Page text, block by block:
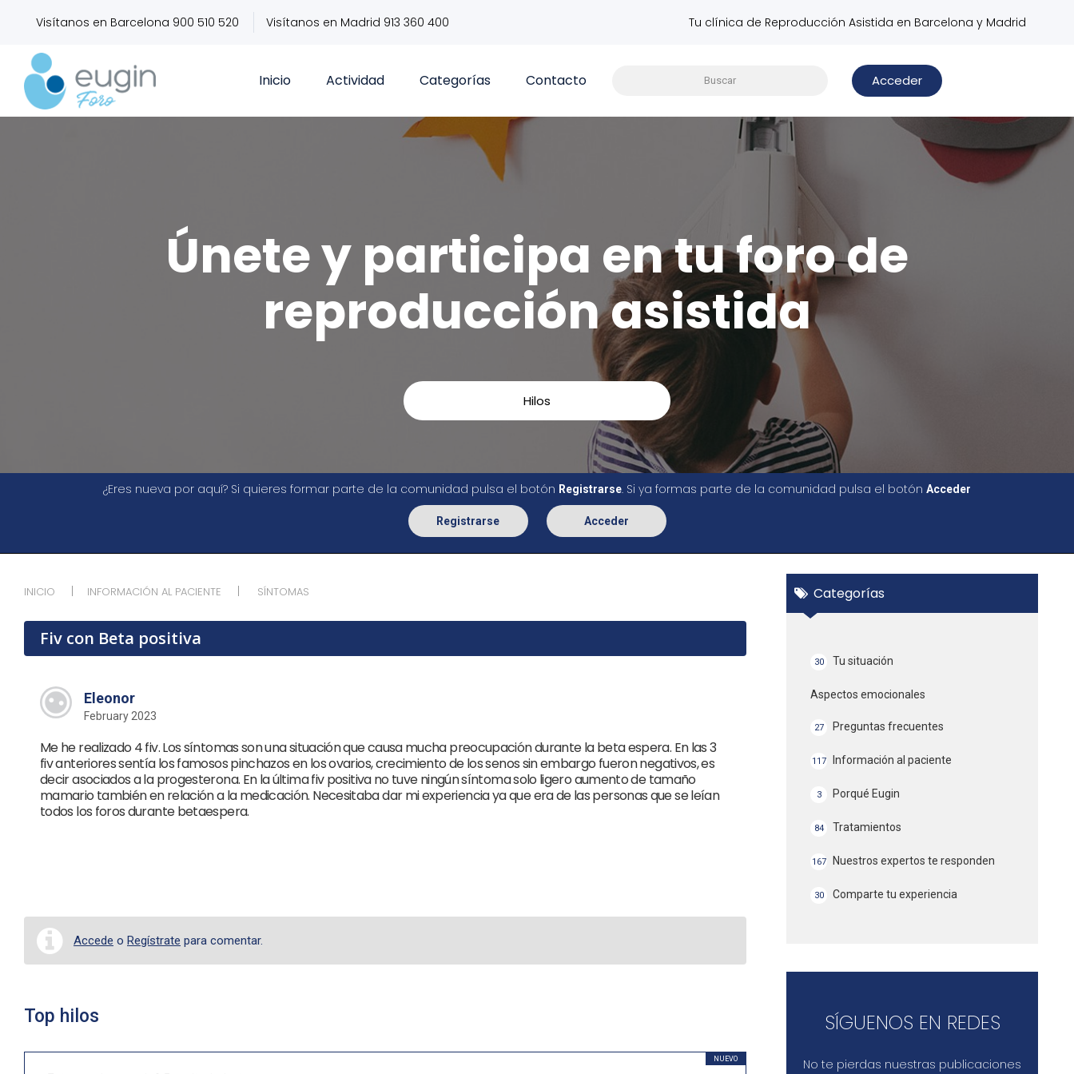
Visítanos en Barcelona 900 510 520 Visítanos en Madrid 913 360 400 Tu clínica de Reproducción Asistida en Barcelona y Madrid
Inicio Actividad Categorías Contacto Acceder
Únete y participa en tu foro de
reproducción asistida
Hilos
¿Eres nueva por aquí? Si quieres formar parte de la comunidad pulsa el botón Registrarse. Si ya formas parte de la comunidad pulsa el botón Acceder
Registrarse Acceder
INICIO INFORMACIÓN AL PACIENTE SÍNTOMAS
Fiv con Beta positiva
Eleonor
February 2023
Me he realizado 4 fiv. Los síntomas son una situación que causa mucha preocupación durante la beta espera. En las 3
fiv anteriores sentía los famosos pinchazos en los ovarios, crecimiento de los senos sin embargo fueron negativos, es
decir asociados a la progesterona. En la última fiv positiva no tuve ningún síntoma solo ligero aumento de tamaño
mamario también en relación a la medicación. Necesitaba dar mi experiencia ya que era de las personas que se leían
todos los foros durante betaespera.
Accede o Regístrate para comentar.
Top hilos
NUEVO
Categorías
30 Tu situación
Aspectos emocionales
27 Preguntas frecuentes
117 Información al paciente
3 Porqué Eugin
84 Tratamientos
167 Nuestros expertos te responden
30 Comparte tu experiencia
SÍGUENOS EN REDES
No te pierdas nuestras publicaciones